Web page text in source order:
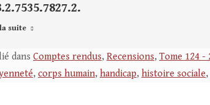
suite
dans Comptes rendus, Recensions, Tome 124 -
, corps humain, handicap, histoire sociale,